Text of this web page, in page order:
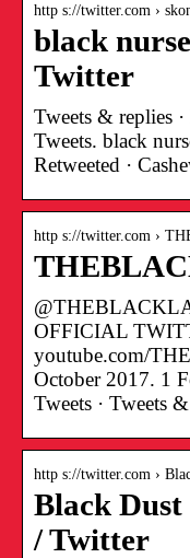
http s://twitter.com ›
black
Twitter
Tweets & replies
Tweets. black
Retweeted ·
http s://twitter.com ›
OFFICIAL
youtube.com/
October 2017. 1
Tweets · Tweets
http s://twitter.com ›
Black
/ Twitter